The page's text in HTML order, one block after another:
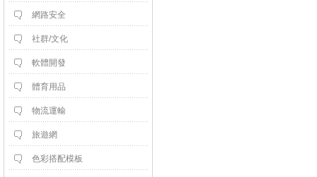
網路安全
社群/文化
軟體開發
體育用品
物流運輸
旅遊網
色彩搭配模板